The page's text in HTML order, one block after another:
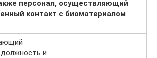
персонал, осуществляющий
контакт с биоматериалом
и